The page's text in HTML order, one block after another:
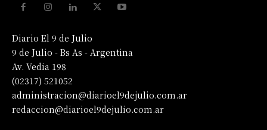
Diario El 9 de Julio
9 de Julio - Bs As - Argentina
Av. Vedia 198
(02317) 521052
administracion@diarioel9dejulio.com.ar
redaccion@diarioel9dejulio.com.ar